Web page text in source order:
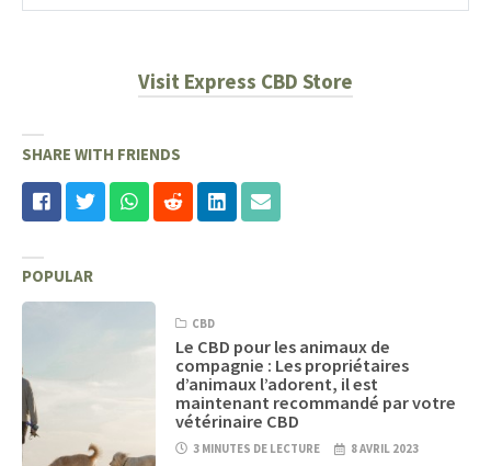
Visit Express CBD Store
SHARE WITH FRIENDS
POPULAR
CBD
Le CBD pour les animaux de
compagnie : Les propriétaires
d’animaux l’adorent, il est
maintenant recommandé par votre
vétérinaire CBD
3 MINUTES DE LECTURE 8 AVRIL 2023